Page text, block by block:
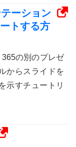
ーション
トする方
の別のプレゼ
からスライドを
示すチュートリ